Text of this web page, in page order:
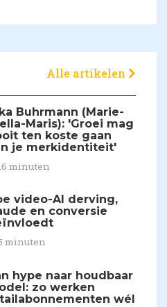
Alle artikelen
Buhrmann (Marie-
Maris): 'Groei mag
ten koste gaan
je merkidentiteit'
minuten
video-AI derving,
en conversie
minuten
hype naar houdbaar
zo werken
wél